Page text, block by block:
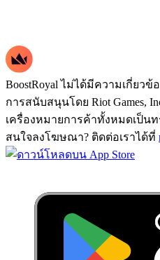
BoostRoyal ไม่ได้มีความเกี่ยว
การสนับสนุนโดย Riot Games,
เครื่องหมายการค้าทั้งหมดเป็น
สนใจลงโฆษณา? ติดต่อเราได้ที่